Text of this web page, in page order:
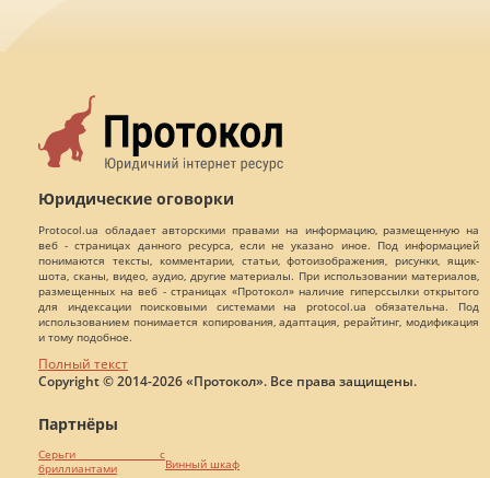
Юридические оговорки
Protocol.ua обладает авторскими правами на информацию, размещенную на
веб - страницах данного ресурса, если не указано иное. Под информацией
понимаются тексты, комментарии, статьи, фотоизображения, рисунки, ящик-
шота, сканы, видео, аудио, другие материалы. При использовании материалов,
размещенных на веб - страницах «Протокол» наличие гиперссылки открытого
для индексации поисковыми системами на protocol.ua обязательна. Под
использованием понимается копирования, адаптация, рерайтинг, модификация
и тому подобное.
Полный текст
Copyright © 2014-2026 «Протокол». Все права защищены.
Партнёры
Серьги с
бриллиантами
Винный шкаф